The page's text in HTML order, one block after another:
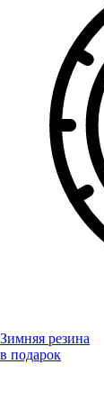
Зимняя резина
в подарок